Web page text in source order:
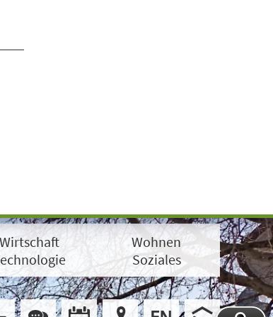
Wirtschaft
Wohnen
Soziales